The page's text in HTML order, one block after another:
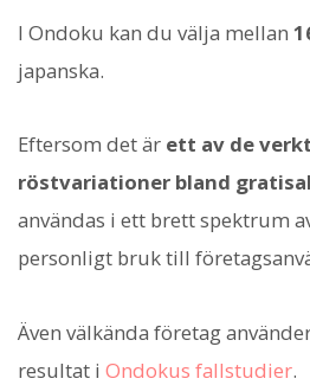
I Ondoku kan du välja mellan
japanska.
Eftersom det är ett av de
röstvariationer bland
användas i ett brett spektrum
personligt bruk till
Även välkända företag
resultat i Ondokus fallstudier.